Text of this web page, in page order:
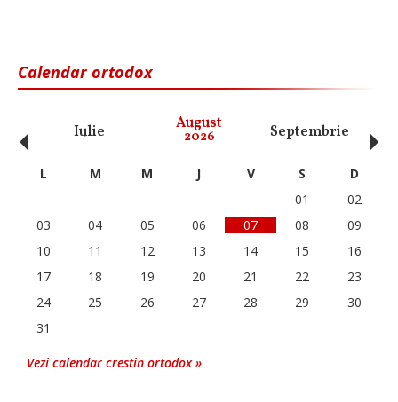
Calendar ortodox
Iulie August
2026 Septembrie
‹ L M M J V S
D
01
02
03
04 05 06 07 08
09
10
11 12 13 14 15
16
17
18 19 20 21 22
23
24
25 26 27 28 29
30
31
Vezi calendar crestin ortodox »